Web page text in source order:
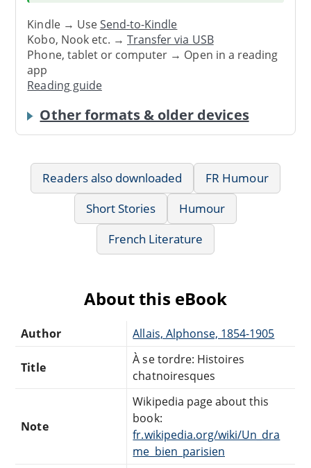
Kindle → UseSend-to-Kindle
Kobo, Nook etc. →Transfer via USB
Phone, tablet or computer → Open in a reading
app
Reading guide
Other formats & older devices
Readers also downloaded
FR Humour
Short Stories
Humour
French Literature
About this eBook
Author Allais, Alphonse, 1854-1905
Title
À se tordre: Histoires
chatnoiresques
Note
Wikipedia page about this
book:
fr.wikipedia.org/wiki/Un_dra
me_bien_parisien